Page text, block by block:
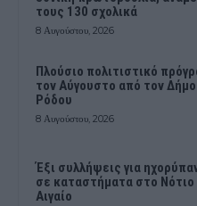
τους 130 σχολικά
8 Αυγούστου, 2026
Πλούσιο πολιτιστικό
τον Αύγουστο από τον Δήμο
Ρόδου
8 Αυγούστου, 2026
Έξι συλλήψεις για
σε καταστήματα στο Νότιο
Αιγαίο